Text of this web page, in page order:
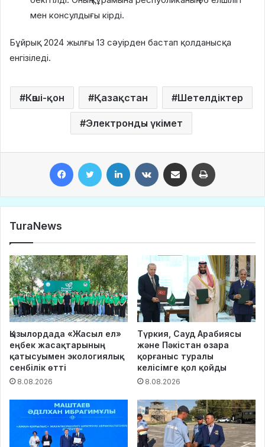
мен консулдығы кірді.
Бұйрық 2024 жылғы 13 сәуірден бастап қолданысқа
енгізіледі.
Көші-қон Қазақстан Шетелдіктер
Электронды үкімет
TuraNews
Қызылордада «Жасыл ел»
еңбек жасақтарының
қатысуымен экологиялық
сенбілік өтті
8.08.2026
Түркия, Сауд Арабиясы
және Пәкістан өзара
қорғаныс туралы
келісімге қол қойды
8.08.2026